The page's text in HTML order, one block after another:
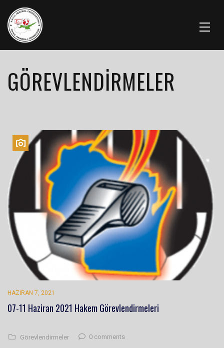
GÖREVLENDIRMELER
HAZIRAN 7, 2021
07-11 Haziran 2021 Hakem Görevlendirmeleri
Görevlendirmeler 0 comments